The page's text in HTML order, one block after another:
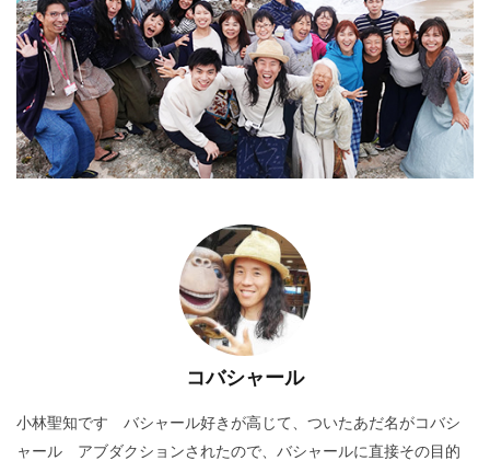
コバシャール
小林聖知です バシャール好きが高じて、ついたあだ名がコバシ
ャール アブダクションされたので、バシャールに直接その目的